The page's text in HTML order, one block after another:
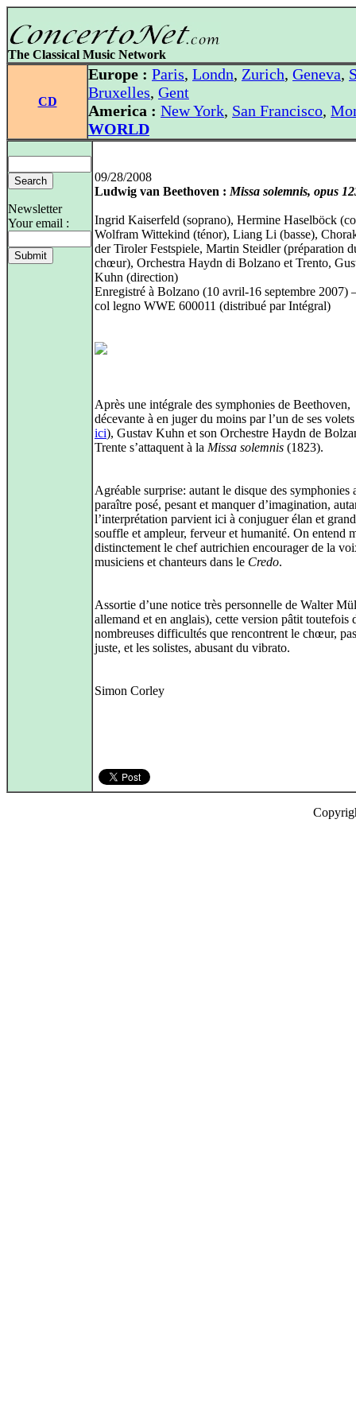
The Classical Music Network
CD
Europe : Paris, Londn, Zurich, Geneva,
Bruxelles, Gent
America : New York, San Francisco,
WORLD
Newsletter
Your email :
09/28/2008
Ludwig van Beethoven : Missa solemnis, opus
Ingrid Kaiserfeld (soprano), Hermine Haselböck
Wolfram Wittekind (ténor), Liang Li (basse),
der Tiroler Festspiele, Martin Steidler (préparation
chœur), Orchestra Haydn di Bolzano et Trento,
Kuhn (direction)
Enregistré à Bolzano (10 avril-16 septembre 2007)
col legno WWE 600011 (distribué par Intégral)
Après une intégrale des symphonies de Beethoven,
décevante à en juger du moins par l’un de ses
ici), Gustav Kuhn et son Orchestre Haydn de
Trente s’attaquent à la Missa solemnis (1823).
Agréable surprise: autant le disque des symphonies
paraître posé, pesant et manquer d’imagination,
l’interprétation parvient ici à conjuguer élan et
souffle et ampleur, ferveur et humanité. On entend
distinctement le chef autrichien encourager de la
musiciens et chanteurs dans le Credo.
Assortie d’une notice très personnelle de Walter
allemand et en anglais), cette version pâtit toutefois
nombreuses difficultés que rencontrent le chœur,
juste, et les solistes, abusant du vibrato.
Simon Corley